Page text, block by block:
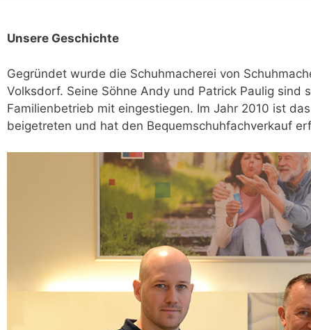
Unsere Geschichte
Gegründet wurde die Schuhmacherei von
Volksdorf. Seine Söhne Andy und Patrick Paulig
Familienbetrieb mit eingestiegen. Im Jahr 2010 ist
beigetreten und hat den Bequemschuhfachverkauf